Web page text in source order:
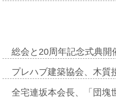
総会と20周年記念式典
プレハブ建築協会、木
全宅連坂本会長、「団